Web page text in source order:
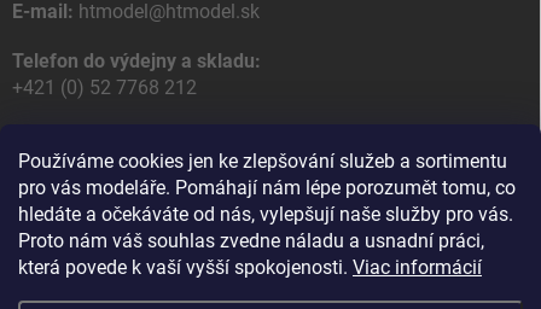
Používáme cookies jen ke zlepšování služeb a sortimentu
pro vás modeláře. Pomáhají nám lépe porozumět tomu, co
hledáte a očekáváte od nás, vylepšují naše služby pro vás.
Proto nám váš souhlas zvedne náladu a usnadní práci,
která povede k vaší vyšší spokojenosti. Viac informácií
E-mail: htmodel@htmodel.sk
Telefon do výdejny a skladu:
+421 (0) 52 7768 212
HT model
Na letisko 49
058 01 Poprad
Slovenská Republika